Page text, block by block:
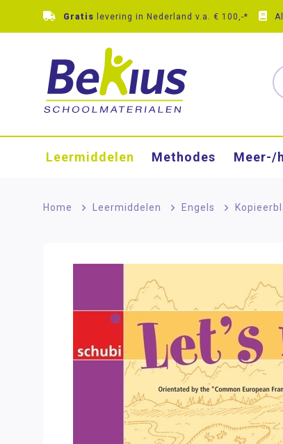
Gratis levering in Nederland v.a. € 100,-*
Leermiddelen Methodes Meer-/
Home > Leermiddelen > Engels >